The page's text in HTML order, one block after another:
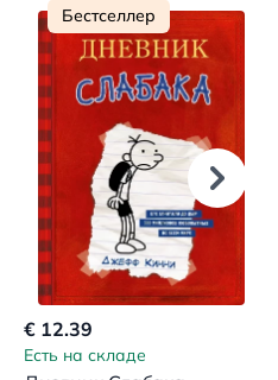
Бестселлер
€ 12.39
Есть на складе